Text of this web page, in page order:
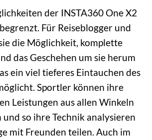
der INSTA360 One X2
Für Reiseblogger und
die Möglichkeit, komplette
das Geschehen um sie herum
ein viel tieferes Eintauchen des
Sportler können ihre
Leistungen aus allen Winkeln
so ihre Technik analysieren
mit Freunden teilen. Auch im